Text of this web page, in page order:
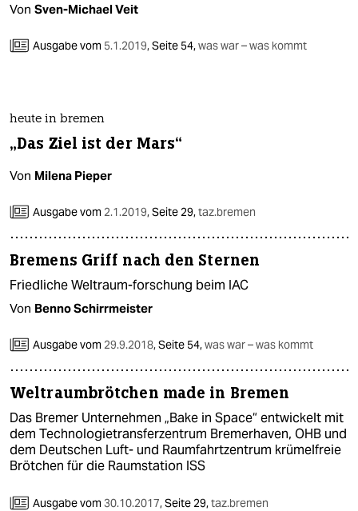
Von Sven-Michael Veit
Ausgabe vom 5.1.2019,Seite 54,was war – was kommt
heute in bremen
„Das Ziel ist der Mars“
Von Milena Pieper
Ausgabe vom 2.1.2019,Seite 29,taz.bremen
Bremens Griff nach den Sternen
Friedliche Weltraum-forschung beim IAC
Von Benno Schirrmeister
Ausgabe vom 29.9.2018,Seite 54,was war – was kommt
Weltraumbrötchen made in Bremen
Das Bremer Unternehmen „Bake in Space“ entwickelt mit
dem Technologietransferzentrum Bremerhaven, OHB und
dem Deutschen Luft- und Raumfahrtzentrum krümelfreie
Brötchen für die Raumstation ISS
Ausgabe vom30.10.2017,Seite 29,taz.bremen